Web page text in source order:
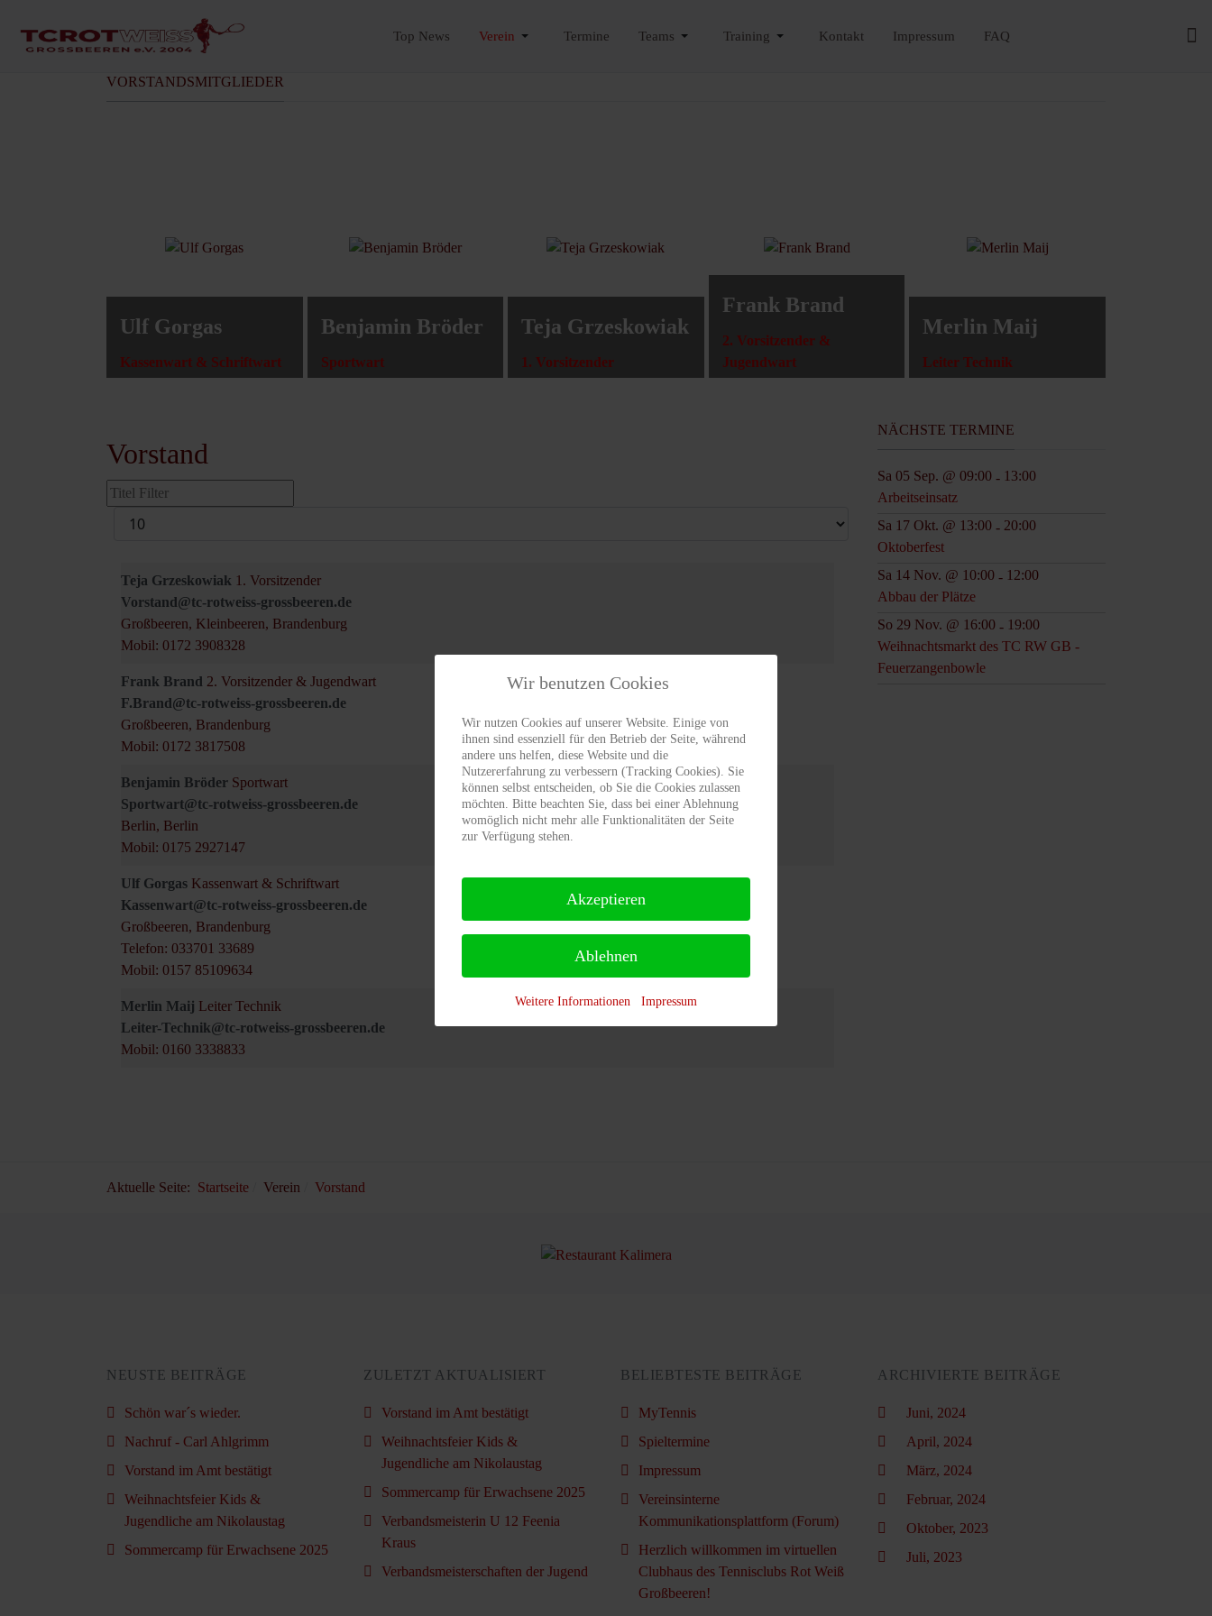
Top News Verein Termine Teams Training Kontakt Impressum FAQ
VORSTANDSMITGLIEDER
Ulf Gorgas
Kassenwart & Schriftwart
Benjamin Bröder
Sportwart
Teja Grzeskowiak
1. Vorsitzender
Frank Brand
2. Vorsitzender &
Jugendwart
Merlin Maij
Leiter Technik
Vorstand
Versteckt
Filterfeld
Anzeige
Teja Grzeskowiak 1. Vorsitzender
Vorstand@tc-rotweiss-grossbeeren.de
Großbeeren, Kleinbeeren, Brandenburg
Mobil: 0172 3908328
Frank Brand 2. Vorsitzender & Jugendwart
F.Brand@tc-rotweiss-grossbeeren.de
Großbeeren, Brandenburg
Mobil: 0172 3817508
Benjamin Bröder Sportwart
Sportwart@tc-rotweiss-grossbeeren.de
Berlin, Berlin
Mobil: 0175 2927147
Ulf Gorgas Kassenwart & Schriftwart
Kassenwart@tc-rotweiss-grossbeeren.de
Großbeeren, Brandenburg
Telefon: 033701 33689
Mobil: 0157 85109634
Merlin Maij Leiter Technik
Leiter-Technik@tc-rotweiss-grossbeeren.de
Mobil: 0160 3338833
NÄCHSTE TERMINE
Sa 05 Sep. @ 09:00 - 13:00
Arbeitseinsatz
Sa 17 Okt. @ 13:00 - 20:00
Oktoberfest
Sa 14 Nov. @ 10:00 - 12:00
Abbau der Plätze
So 29 Nov. @ 16:00 - 19:00
Weihnachtsmarkt des TC RW GB -
Feuerzangenbowle
Aktuelle Seite: Startseite Verein Vorstand
NEUSTE BEITRÄGE
Schön war´s wieder.
Nachruf - Carl Ahlgrimm
Vorstand im Amt bestätigt
Weihnachtsfeier Kids &
Jugendliche am Nikolaustag
Sommercamp für Erwachsene 2025
ZULETZT AKTUALISIERT
Vorstand im Amt bestätigt
Weihnachtsfeier Kids &
Jugendliche am Nikolaustag
Sommercamp für Erwachsene 2025
Verbandsmeisterin U 12 Feenia
Kraus
Verbandsmeisterschaften der Jugend
BELIEBTESTE BEITRÄGE
MyTennis
Spieltermine
Impressum
Vereinsinterne
Kommunikationsplattform (Forum)
Herzlich willkommen im virtuellen
Clubhaus des Tennisclubs Rot Weiß
Großbeeren!
ARCHIVIERTE BEITRÄGE
Juni, 2024
April, 2024
März, 2024
Februar, 2024
Oktober, 2023
Juli, 2023
Wir benutzen Cookies
Wir nutzen Cookies auf unserer Website. Einige von
ihnen sind essenziell für den Betrieb der Seite, während
andere uns helfen, diese Website und die
Nutzererfahrung zu verbessern (Tracking Cookies). Sie
können selbst entscheiden, ob Sie die Cookies zulassen
möchten. Bitte beachten Sie, dass bei einer Ablehnung
womöglich nicht mehr alle Funktionalitäten der Seite
zur Verfügung stehen.
Akzeptieren
Ablehnen
Weitere Informationen Impressum